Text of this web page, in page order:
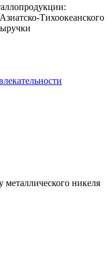
Тихоокеанского
никеля